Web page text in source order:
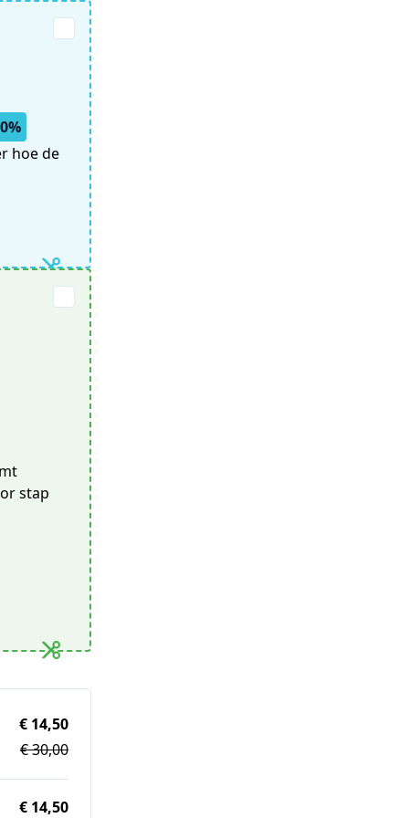
hoe de
stap
€ 14,50
€ 30,00
€ 14,50